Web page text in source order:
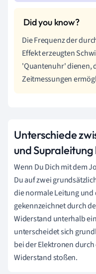
Die Frequenz der
Effekt erzeugten
'Quantenuhr' dienen,
Zeitmessungen
Unterschiede
und
Wenn Du Dich mit dem
Du auf zwei
die normale Leitung
gekennzeichnet durch
Widerstand unterhalb
unterscheidet sich
bei der Elektronen
Widerstand stoßen.